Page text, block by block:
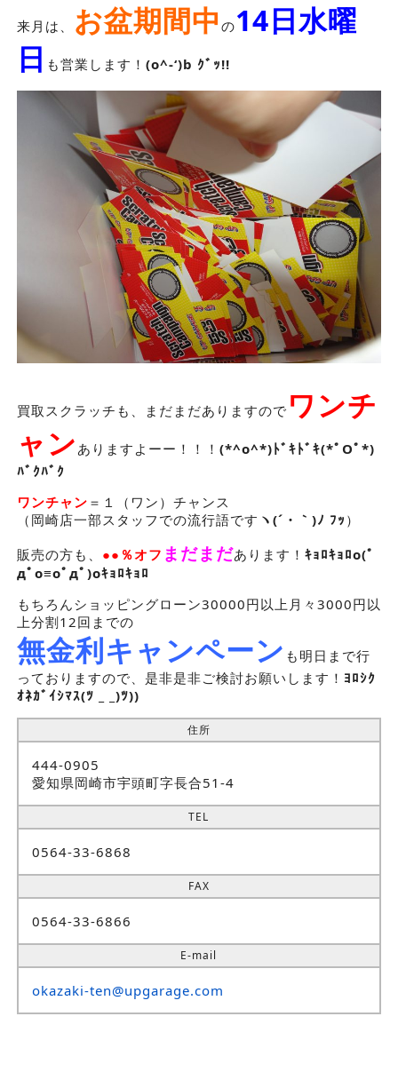
来月は、 お盆期間中 の14日水曜
日 も営業します！ (o^-‘)b ｸﾞｯ!!
買取スクラッチも、まだまだありますので ワンチ
ャン ありますよーー！！！ (*^o^*)ﾄﾞｷﾄﾞｷ(*ﾟOﾟ*)
ﾊﾞｸﾊﾞｸ
ワンチャン ＝１（ワン）チャンス
（岡崎店一部スタッフでの流行語です ヽ(´・｀)ﾉ ﾌｯ ）
販売の方も、 ●●％オフ まだまだあります！ ｷｮﾛｷｮﾛo(ﾟ
дﾟo≡oﾟдﾟ)oｷｮﾛｷｮﾛ
もちろんショッピングローン30000円以上月々3000円以
上分割12回までの
無金利キャンペーン も明日まで行
っておりますので、是非是非ご検討お願いします！ ﾖﾛｼｸ
ｵﾈｶﾞｲｼﾏｽ(ﾂ _ _)ﾂ))
住所
444-0905
愛知県岡崎市宇頭町字長合51-4
TEL
0564-33-6868
FAX
0564-33-6866
E-mail
okazaki-ten@upgarage.com